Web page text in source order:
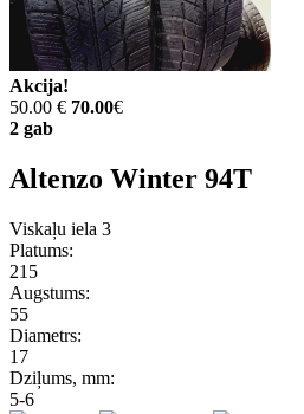
Akcija!
50.00 € 70.00€
2 gab
Altenzo Winter 94T
Viskaļu iela 3
Platums:
215
Augstums:
55
Diametrs:
17
Dziļums, mm:
5-6